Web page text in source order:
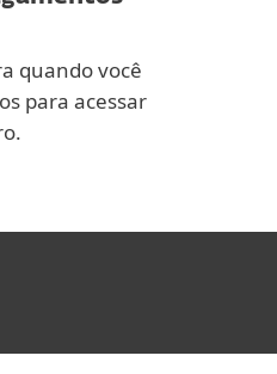
quando você
para acessar